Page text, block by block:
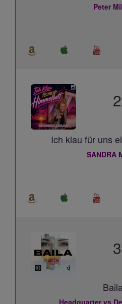
Peter
2
Ich klau für uns
SANDRA
3
Headquarter vs